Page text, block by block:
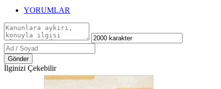
YORUMLAR
Gönder
İlginizi Çekebilir